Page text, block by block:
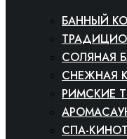
БАННЫЙ
СОЛЯНАЯ
СНЕЖНАЯ
РИМСКИЕ
СПА-